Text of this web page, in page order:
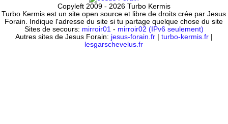
Copyleft 2009 - 2026 Turbo Kermis
Turbo Kermis est un site open source et libre de droits crée par Jesus
Forain. Indique l'adresse du site si tu partage quelque chose du site
Sites de secours: mirroir01 - mirroir02 (IPv6 seulement)
Autres sites de Jesus Forain: jesus-forain.fr| turbo-kermis.fr|
lesgarschevelus.fr